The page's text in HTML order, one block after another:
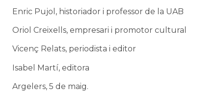
Enric Pujol, historiador i professor de la UAB
Oriol Creixells, empresari i promotor cultural
Vicenç Relats, periodista i editor
Isabel Martí, editora
Argelers, 5 de maig.